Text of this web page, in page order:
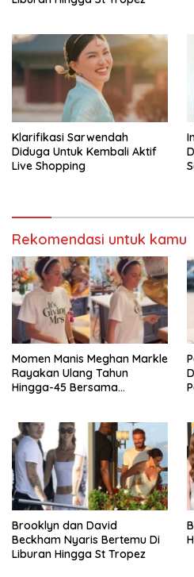
Klarifikasi Sarwendah
Diduga Untuk Kembali Aktif
Live Shopping
Rekomendasi untuk kamu
Momen Manis Meghan Markle
Rayakan Ulang Tahun
Hingga-45 Bersama
Brooklyn dan David
Beckham Nyaris Bertemu Di
Liburan Hingga St Tropez